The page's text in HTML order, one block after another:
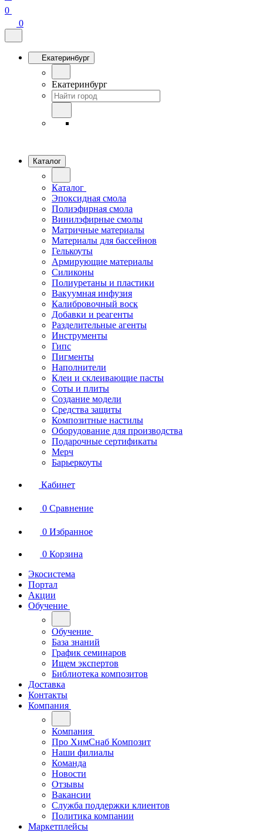
0
0
Екатеринбург
Екатеринбург
Каталог
Каталог
Эпоксидная смола
Полиэфирная смола
Винилэфирные смолы
Матричные материалы
Материалы для бассейнов
Гелькоуты
Армирующие материалы
Силиконы
Полиуретаны и пластики
Вакуумная инфузия
Калибровочный воск
Добавки и реагенты
Разделительные агенты
Инструменты
Гипс
Пигменты
Наполнители
Клеи и склеивающие пасты
Соты и плиты
Создание модели
Средства защиты
Композитные настилы
Оборудование для производства
Подарочные сертификаты
Мерч
Барьеркоуты
Кабинет
0 Сравнение
0 Избранное
0 Корзина
Экосистема
Портал
Акции
Обучение
Обучение
База знаний
График семинаров
Ищем экспертов
Библиотека композитов
Доставка
Контакты
Компания
Компания
Про ХимСнаб Композит
Наши филиалы
Команда
Новости
Отзывы
Вакансии
Служба поддержки клиентов
Политика компании
Маркетплейсы